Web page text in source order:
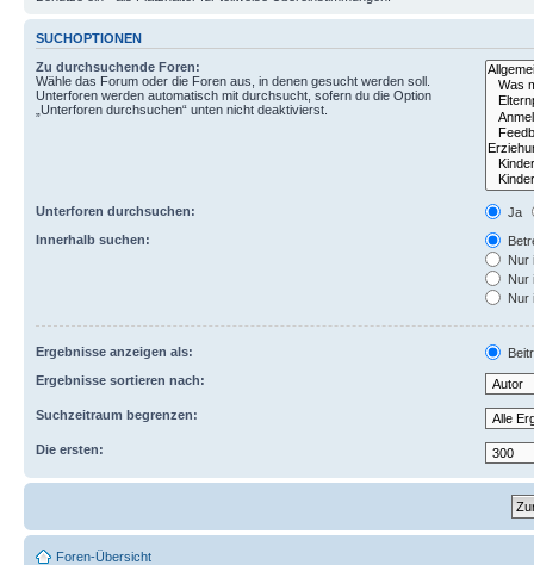
SUCHOPTIONEN
Zu durchsuchende Foren:
Wähle das Forum oder die Foren aus, in denen gesucht werden soll.
Unterforen werden automatisch mit durchsucht, sofern du die Option
„Unterforen durchsuchen“ unten nicht deaktivierst.
Unterforen durchsuchen:
Ja
Innerhalb suchen:
Nur
Nur
Nur
Ergebnisse anzeigen als:
Ergebnisse sortieren nach:
Suchzeitraum begrenzen:
Die ersten:
Foren-Übersicht